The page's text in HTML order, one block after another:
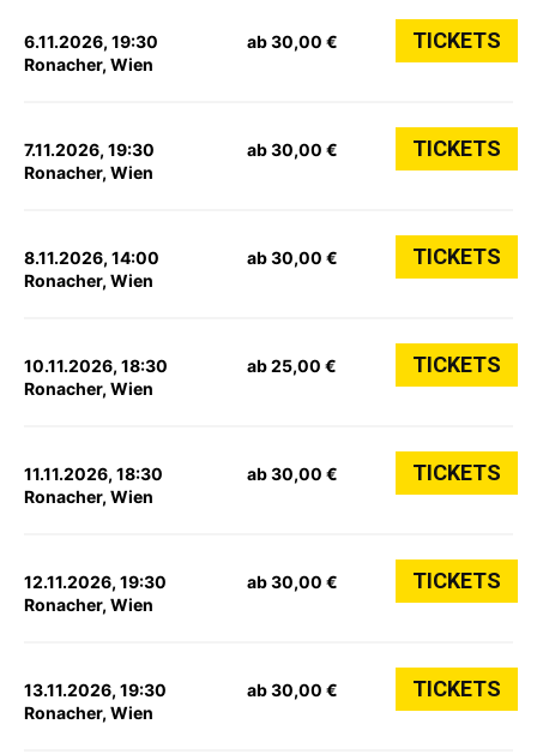
6.11.2026, 19:30
Ronacher, Wien
ab 30,00 € TICKETS
7.11.2026, 19:30
Ronacher, Wien
ab 30,00 € TICKETS
8.11.2026, 14:00
Ronacher, Wien
ab 30,00 € TICKETS
10.11.2026, 18:30
Ronacher, Wien
ab 25,00 € TICKETS
11.11.2026, 18:30
Ronacher, Wien
ab 30,00 € TICKETS
12.11.2026, 19:30
Ronacher, Wien
ab 30,00 € TICKETS
13.11.2026, 19:30
Ronacher, Wien
ab 30,00 € TICKETS